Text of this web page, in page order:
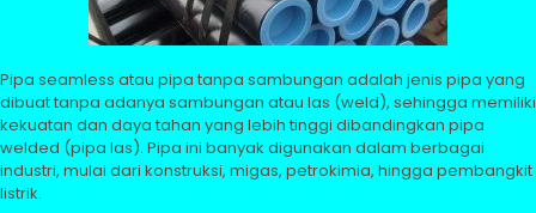
Pipa seamless atau pipa tanpa sambungan adalah jenis pipa yang
dibuat tanpa adanya sambungan atau las (weld), sehingga memiliki
kekuatan dan daya tahan yang lebih tinggi dibandingkan pipa
welded (pipa las). Pipa ini banyak digunakan dalam berbagai
industri, mulai dari konstruksi, migas, petrokimia, hingga pembangkit
listrik.